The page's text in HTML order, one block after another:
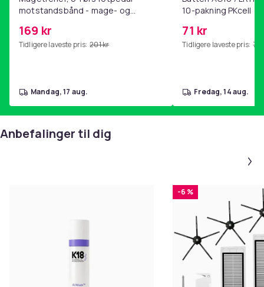
motstandsbånd - mage- og
hjemmegymnastikk Pink
169 kr
Tidligere laveste pris: 201 kr
mandag, 17 aug.
10-pakning PKcell
71 kr
Tidligere laveste pris: 76
fredag, 14 aug.
Anbefalinger til dig
-6 %